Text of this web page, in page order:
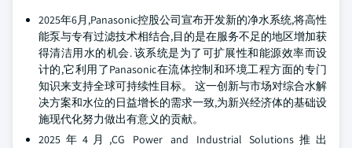
2025年6月,Panasonic控股公司宣布开发新的净水系统,将高性
能泵与专有过滤技术相结合,目的是在服务不足的地区增加获
得清洁用水的机会. 该系统是为了可扩展性和能源效率而设
计的,它利用了Panasonic在流体控制和环境工程方面的专门
知识来支持全球可持续性目标。 这一创新与市场对综合水解
决方案和水位的日益增长的需求一致,为新兴经济体的基础设
施现代化努力做出有意义的贡献。
2025年4月,CG Power and Industrial Solutions推出